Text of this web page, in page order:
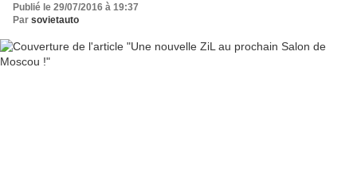
Publié le 29/07/2016 à 19:37
Par sovietauto